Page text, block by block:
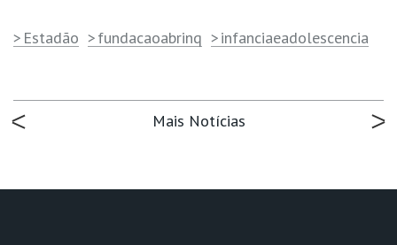
Estadão fundacaoabrinq infanciaeadolescencia
Mais Notícias